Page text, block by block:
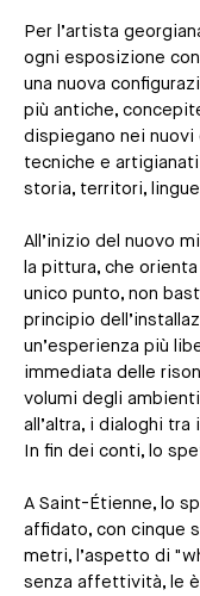
Per l’artista
ogni esposizione
una nuova
più antiche,
dispiegano nei
tecniche e
storia, territori,
All’inizio del nuovo
la pittura, che
unico punto, non
principio
un’esperienza più
immediata delle
volumi degli
all’altra, i dialoghi
In fin dei conti, lo
A Saint-Étienne, lo
affidato, con cinque
metri, l’aspetto di
senza affettività, le